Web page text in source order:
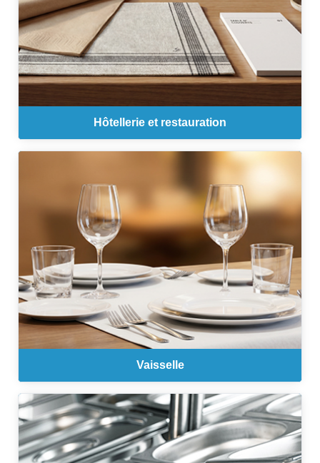
Hôtellerie et restauration
Vaisselle